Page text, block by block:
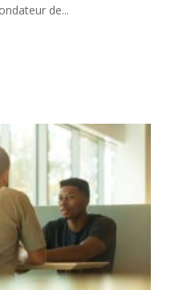
de...